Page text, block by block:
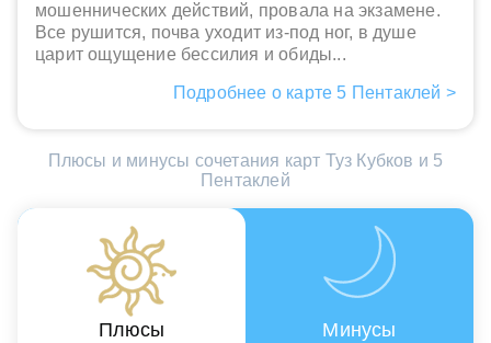
мошеннических действий, провала на экзамене.
Все рушится, почва уходит из-под ног, в душе
царит ощущение бессилия и обиды...
Подробнее о карте 5 Пентаклей >
Плюсы и минусы сочетания карт Туз Кубков и 5
Пентаклей
Плюсы Минусы